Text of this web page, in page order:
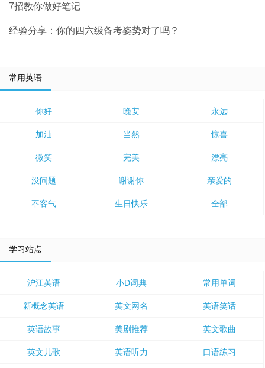
7招教你做好笔记
经验分享：你的四六级备考姿势对了吗？
常用英语
你好 晚安 永远
加油 当然 惊喜
微笑 完美 漂亮
没问题 谢谢你 亲爱的
不客气 生日快乐 全部
学习站点
沪江英语 小D词典 常用单词
新概念英语 英文网名 英语笑话
英语故事 美剧推荐 英文歌曲
英文儿歌 英语听力 口语练习